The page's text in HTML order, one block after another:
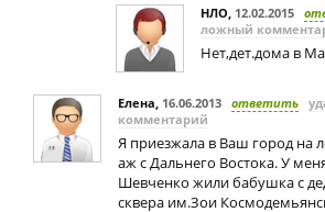
НЛО, 12.02.2015
ложный
Нет,дет.дома в
Елена, 16.06.2013 ответить
комментарий
Я приезжала в Ваш город на
аж с Дальнего Востока. У
Шевченко жили бабушка с
сквера им.Зои